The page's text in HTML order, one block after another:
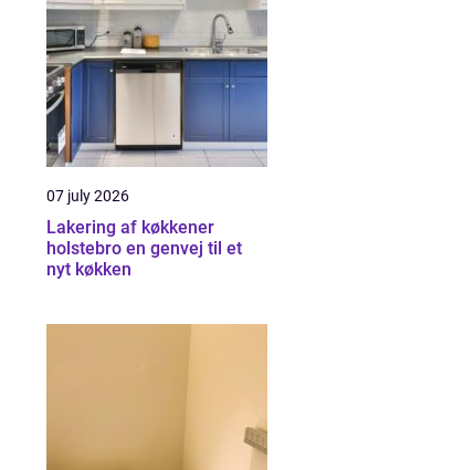
07 july 2026
Lakering af køkkener
holstebro en genvej til et
nyt køkken